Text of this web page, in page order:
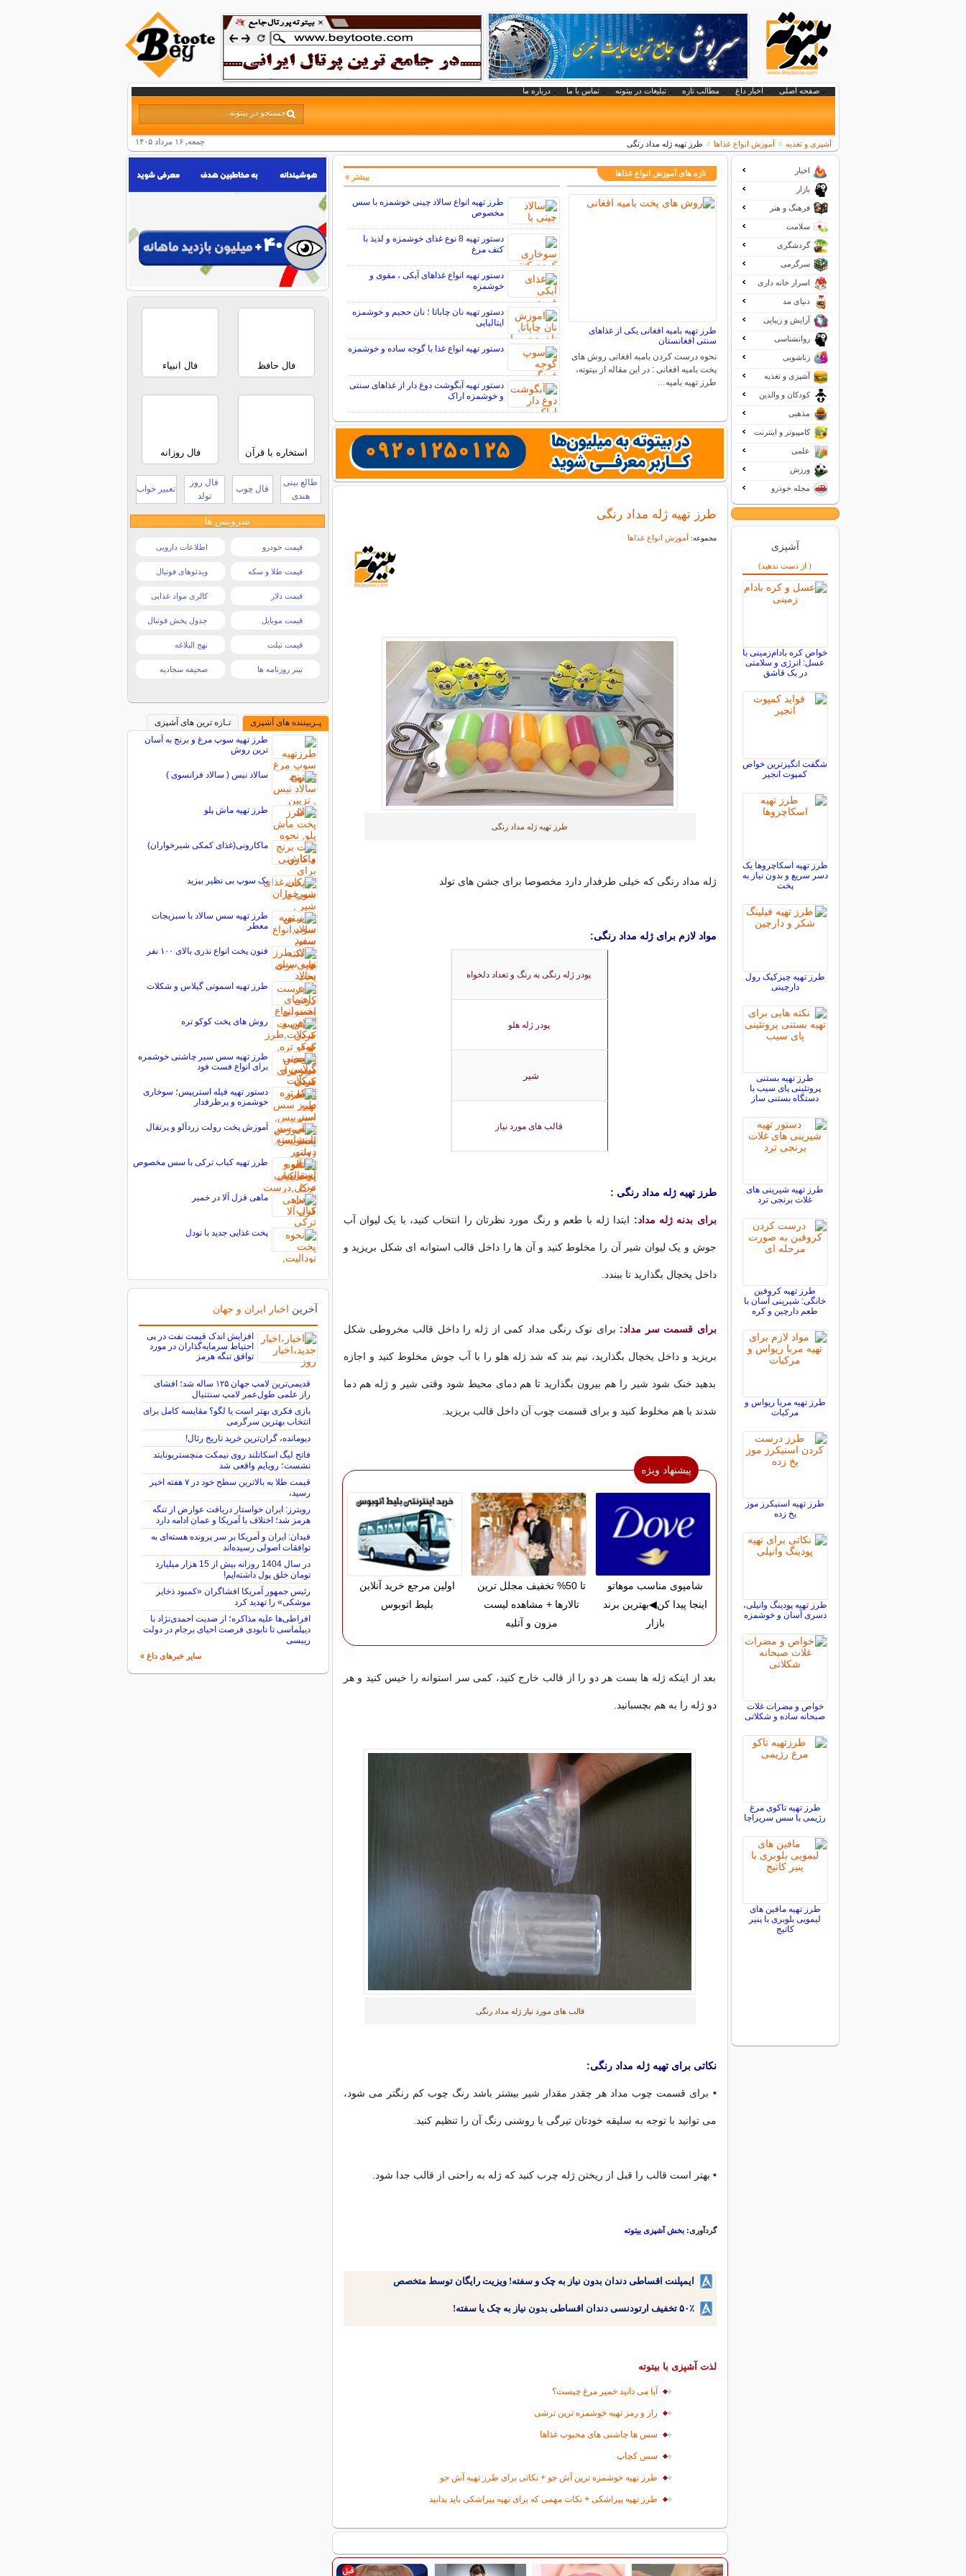
صفحه اصلی اخبار داغ مطالب تازه تبلیغات در بیتوته تماس با ما درباره ما
جمعه, ۱۶ مرداد ۱۴۰۵ آشپزی و تغذیه آموزش انواع غذاها طرز تهیه ژله مداد رنگی
تازه های آموزش انواع غذاها
طرز تهیه بامیه افغانی یکی از غذاهای
سنتی افغانستان
نحوه درست کردن بامیه افغانی روش های
پخت بامیه افغانی : در این مقاله از بیتوته،
طرز تهیه بامیه…
طرز تهیه انواع سالاد چینی خوشمزه با سس
مخصوص
دستور تهیه 8 نوع غذای خوشمزه و لذیذ با
کتف مرغ
دستور تهیه انواع غذاهای آبکی ، مقوی و
خوشمزه
دستور تهیه نان چاباتا ؛ نان حجیم و خوشمزه
ایتالیایی
دستور تهیه انواع غذا با گوجه ساده و خوشمزه
دستور تهیه آبگوشت دوغ دار از غذاهای سنتی
و خوشمزه اراک
بیشتر »
طرز تهیه ژله مداد رنگی
مجموعه: آموزش انواع غذاها
طرز تهیه ژله مداد رنگی
ژله مداد رنگی که خیلی طرفدار دارد مخصوصا برای جشن های تولد
مواد لازم برای ژله مداد رنگی:
پودر ژله رنگی به رنگ و تعداد دلخواه
پودر ژله هلو
شیر
قالب های مورد نیاز
طرز تهیه ژله مداد رنگی :
برای بدنه ژله مداد: ابتدا ژله با طعم و رنگ مورد نظرتان را انتخاب کنید، با یک لیوان آب
جوش و یک لیوان شیر آن را مخلوط کنید و آن ها را داخل قالب استوانه ای شکل بریزید و
داخل یخچال بگذارید تا ببندد.
برای قسمت سر مداد: برای نوک رنگی مداد کمی از ژله را داخل قالب مخروطی شکل
بریزید و داخل یخچال بگذارید، نیم بند که شد ژله هلو را با آب جوش مخلوط کنید و اجازه
بدهید خنک شود شیر را هم بیرون بگذارید تا هم دمای محیط شود وقتی شیر و ژله هم دما
شدند با هم مخلوط کنید و برای قسمت چوب آن داخل قالب بریزید.
پیشنهاد ویژه
شامپوی مناسب موهاتو
اینجا پیدا کن◀بهترین برند
بازار
تا 50% تخفیف مجلل ترین
تالارها + مشاهده لیست
مزون و آتلیه
اولین مرجع خرید آنلاین
بلیط اتوبوس
بعد از اینکه ژله ها بست هر دو را از قالب خارج کنید، کمی سر استوانه را خیس کنید و هر
دو ژله را به هم بچسبانید.
قالب های مورد نیاز ژله مداد رنگی
نکاتی برای تهیه ژله مداد رنگی:
• برای قسمت چوب مداد هر چقدر مقدار شیر بیشتر باشد رنگ چوب کم رنگتر می شود،
می توانید با توجه به سلیقه خودتان تیرگی یا روشنی رنگ آن را تنظیم کنید.
• بهتر است قالب را قبل از ریختن ژله چرب کنید که ژله به راحتی از قالب جدا شود.
گردآوری:بخش آشپزی بیتوته
ایمپلنت اقساطی دندان بدون نیاز به چک و سفته! ویزیت رایگان توسط متخصص
۵۰٪ تخفیف ارتودنسی دندان اقساطی بدون نیاز به چک یا سفته!
لذت آشپزی با بیتوته
آیا می دانید خمیر مرغ چیست؟
راز و رمز تهیه خوشمزه ترین ترشی
سس ها چاشنی های محبوب غذاها
سس کچاپ
طرز تهیه خوشمزه ترین آش جو + نکاتی برای طرز تهیه آش جو
طرز تهیه پیراشکی + نکات مهمی که برای تهیه پیراشکی باید بدانید
اخبار
بازار
فرهنگ و هنر
سلامت
گردشگری
سرگرمی
اسرار خانه داری
دنیای مد
آرایش و زیبایی
روانشناسی
زناشویی
آشپزی و تغذیه
کودکان و والدین
مذهبی
کامپیوتر و اینترنت
علمی
ورزش
مجله خودرو
آشپزی
( از دست ندهید)
خواص کره بادام‌زمینی با
عسل: انرژی و سلامتی
در یک قاشق
شگفت انگیزترین خواص
کمپوت انجیر
طرز تهیه اسکاچروها یک
دسر سریع و بدون نیاز به
پخت
طرز تهیه چیزکیک رول
دارچینی
طرز تهیه بستنی
پروتئینی پای سیب با
دستگاه بستنی ساز
طرز تهیه شیرینی های
غلات برنجی ترد
طرز تهیه کروفین
خانگی: شیرینی آسان با
طعم دارچین و کره
طرز تهیه مربا ریواس و
مرکبات
طرز تهیه اسنیکرز موز
یخ زده
طرز تهیه پودینگ وانیلی،
دسری آسان و خوشمزه
خواص و مضرات غلات
صبحانه ساده و شکلاتی
طرز تهیه تاکوی مرغ
رژیمی با سس سریراچا
طرز تهیه مافین های
لیمویی بلوبری با پنیر
کاتیج
فال حافظ فال انبیاء
استخاره با قرآن فال روزانه
طالع بینی
هندی
فال چوب
فال روز
تولد
تعبیر خواب
سرویس ها
قیمت خودرو اطلاعات دارویی
قیمت طلا و سکه ویدئوهای فوتبال
قیمت دلار کالری مواد غذایی
قیمت موبایل جدول پخش فوتبال
قیمت تبلت نهج البلاغه
تیتر روزنامه ها صحیفه سجادیه
پـربیننده های آشپزی
تـازه ترین های آشپزی
طرز تهیه سوپ مرغ و برنج به آسان
ترین روش
سالاد نیس ( سالاد فرانسوی )
طرز تهیه ماش پلو
ماکارونی(غذای کمکی شیرخواران)
یک سوپ بی نظیر بپزید
طرز تهیه سس سالاد با سبزيجات
معطر
فنون پخت انواع نذری بالای ۱۰۰ نفر
طرز تهیه اسموتی گیلاس و شکلات
روش های پخت کوکو تره
طرز تهیه سس سیر چاشنی خوشمره
برای انواع فست فود
دستور تهیه فیله استریپس؛ سوخاری
خوشمزه و پرطرفدار
آموزش پخت رولت زردآلو و پرتقال
طرز تهیه كباب تركی با سس مخصوص
ماهی قزل آلا در خمیر
پخت غذایی جدید با نودل
آخرین اخبار ایران و جهان
افزایش اندک قیمت نفت در پی
احتیاط سرمایه‌گذاران در مورد
توافق تنگه هرمز
قدیمی‌ترین لامپ جهان ۱۲۵ ساله شد؛ افشای
راز علمی طول‌عمر لامپ سنتنیال
بازی فکری بهتر است یا لگو؟ مقایسه کامل برای
انتخاب بهترین سرگرمی
دیومانده، گران‌ترین خرید تاریخ رئال!
فاتح لیگ اسکاتلند روی نیمکت منچستریونایتد
نشست؛ رویایم واقعی شد
قیمت طلا به بالاترین سطح خود در ۷ هفته اخیر
رسید،
رویترز: ایران خواستار دریافت عوارض از تنگه
هرمز شد؛ اختلاف با آمریکا و عمان ادامه دارد
فیدان: ایران و آمریکا بر سر پرونده هسته‌ای به
توافقات اصولی رسیده‌اند
در سال 1404 روزانه بیش از 15 هزار میلیارد
تومان خلق پول داشته‌ایم!
رئیس جمهور آمریکا افشاگران «کمبود ذخایر
موشکی» را تهدید کرد
افراطی‌ها علیه مذاکره؛ از ضدیت احمدی‌نژاد با
دیپلماسی تا نابودی فرصت احیای برجام در دولت
رییسی
سایر خبرهای داغ »